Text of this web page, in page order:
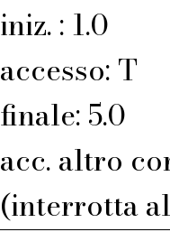
iniz. : 1.0
accesso: T
finale: 5.0
acc. altro
(interrotta